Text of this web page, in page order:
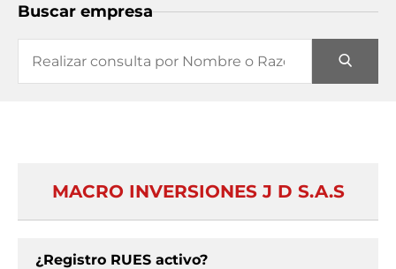
Buscar empresa
MACRO INVERSIONES J D S.A.S
¿Registro RUES activo?